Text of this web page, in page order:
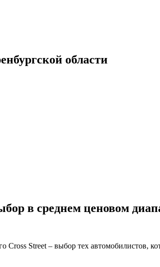
области
в среднем ценовом
Cross Street – выбор тех автомобилистов,